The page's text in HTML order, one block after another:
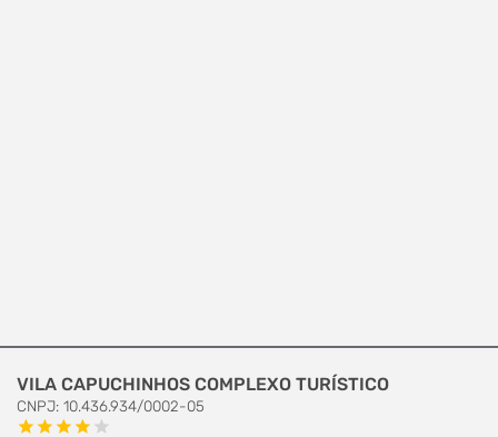
VILA CAPUCHINHOS COMPLEXO TURÍSTICO
CNPJ: 10.436.934/0002-05
starstarstarstar star